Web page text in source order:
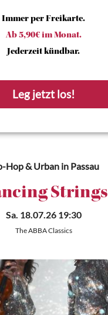
Immer per Freikarte.
Ab 5,90€ im Monat.
Jederzeit kündbar.
Leg jetzt los!
Hop & Urban in Passau
Strings
Sa. 18.07.26 19:30
The ABBA Classics